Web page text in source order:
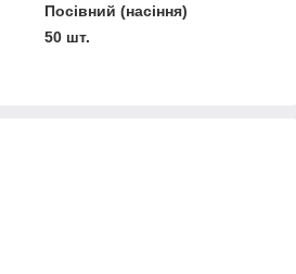
Посівний (насіння)
50 шт.